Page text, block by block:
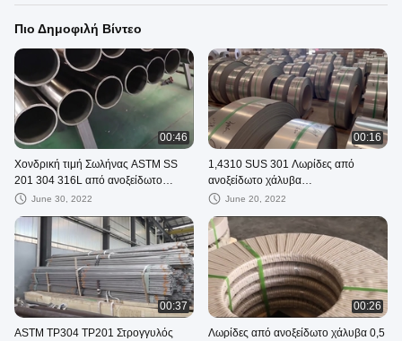
Πιο Δημοφιλή Βίντεο
00:46
Χονδρική τιμή Σωλήνας ASTM SS
201 304 316L από ανοξείδωτο
χάλυβαJune 30, 2022
00:16
1,4310 SUS 301 Λωρίδες από
ανοξείδωτο χάλυβα
Θερμοεπεξεργάσιμες ταινίες SS 304
June 20, 2022
00:37
ASTM TP304 TP201 Στρογγυλός
00:26
Λωρίδες από ανοξείδωτο χάλυβα 0,5